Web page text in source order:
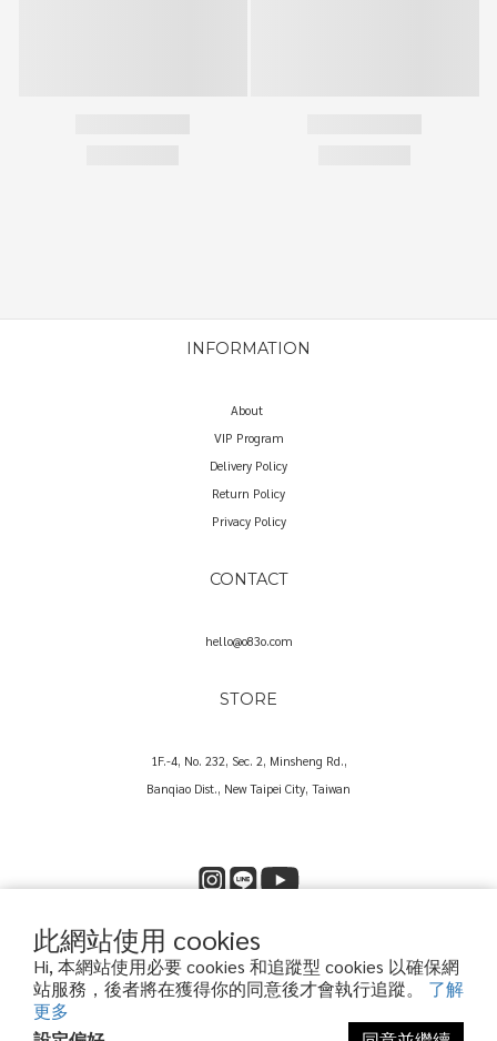
此網站使用 cookies
Hi, 本網站使用必要 cookies 和追蹤型 cookies 以確保網
站服務，後者將在獲得你的同意後才會執行追蹤。 了解
更多
INFORMATION
About
VIP Program
Delivery Policy
Return Policy
Privacy Policy
CONTACT
hello@o83o.com
STORE
1F.-4, No. 232, Sec. 2, Minsheng Rd.,
Banqiao Dist., New Taipei City, Taiwan
Copyright© 2025 O83O International Trading Co., Ltd.
歐捌叁歐國際貿易股份有限公司｜60573857